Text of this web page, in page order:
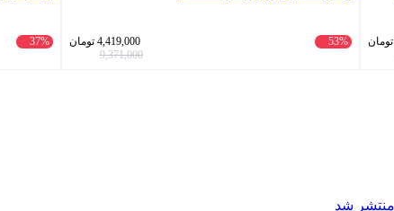
تومان
53%
4,419,000 تومان
9,371,000
37%